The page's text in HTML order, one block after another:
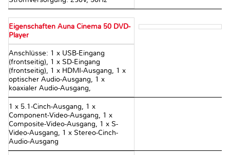
Eigenschaften Auna Cinema 50 DVD-
Player
Anschlüsse: 1 x USB-Eingang
(frontseitig), 1 x SD-Eingang
(frontseitig), 1 x HDMI-Ausgang, 1 x
optischer Audio-Ausgang, 1 x
koaxialer Audio-Ausgang,
1 x 5.1-Cinch-Ausgang, 1 x
Component-Video-Ausgang, 1 x
Composite-Video-Ausgang, 1 x S-
Video-Ausgang, 1 x Stereo-Cinch-
Audio-Ausgang